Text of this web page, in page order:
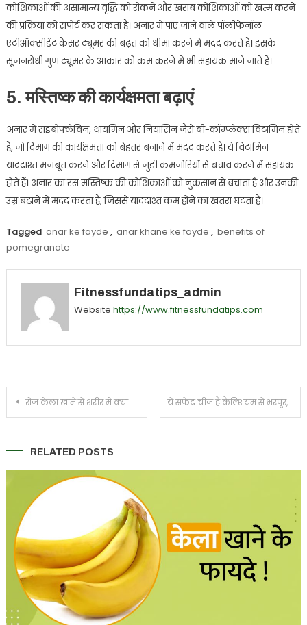
कोशिकाओं की असामान्य वृद्धि को रोकने और खराब कोशिकाओं को खत्म करने
की प्रक्रिया को सपोर्ट कर सकता है। अनार में पाए जाने वाले पॉलीफेनॉल
एंटीऑक्सीडेंट कैंसर ट्यूमर की बढ़त को धीमा करने में मदद करते हैं। इसके
सूजनरोधी गुण ट्यूमर के आकार को कम करने में भी सहायक माने जाते हैं।
5. मस्तिष्क की कार्यक्षमता बढ़ाएं
अनार में राइबोफ्लेविन, थायमिन और नियासिन जैसे बी-कॉम्प्लेक्स विटामिन होते
हैं, जो दिमाग की कार्यक्षमता को बेहतर बनाने में मदद करते हैं। ये विटामिन
याददाश्त मजबूत करने और दिमाग से जुड़ी कमजोरियों से बचाव करने में सहायक
होते हैं। अनार का रस मस्तिष्क की कोशिकाओं को नुकसान से बचाता है और उनकी
उम्र बढ़ाने में मदद करता है, जिससे याददाश्त कम होने का खतरा घटता है।
Tagged anar ke fayde , anar khane ke fayde , benefits of
pomegranate
Fitnessfundatips_admin
Website https://www.fitnessfundatips.com
Post
रोज केला खाने से शरीर में क्या होता है? जानिए दिन में कितने केले खाएं ये सफेद चीज है कैल्शियम से भरपूर, हड्डियों के लिए है रामबाण
RELATED POSTS